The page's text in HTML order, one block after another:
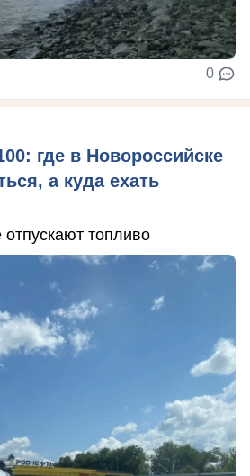
0
где в Новороссийске
а куда ехать
топливо